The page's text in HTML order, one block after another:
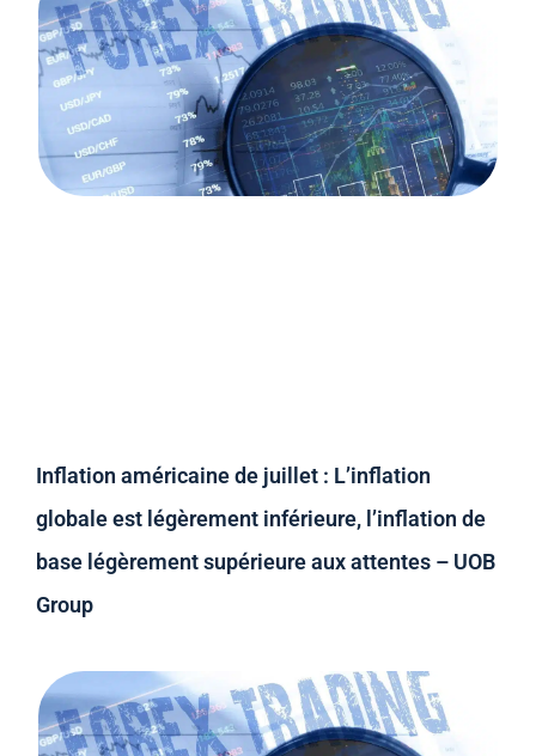
Inflation américaine de juillet : L’inflation
globale est légèrement inférieure, l’inflation de
base légèrement supérieure aux attentes – UOB
Group